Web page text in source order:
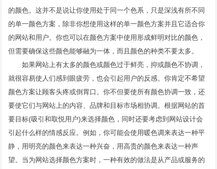
的颜色。这并不是说让你使用处于同一个色系，只是深浅有所不同
的单一颜色方案，除非你想使用这样的单一颜色方案并且它适合你
的网站和用户。你也可以在颜色方案中使用形成鲜明对比的颜色，
但需要确保这些颜色能够融为一体，而且颜色的种类不要太多。
如果网站上有太多的颜色或颜色过于鲜亮，抑或颜色不协调，
就很容易使人们感到眼疲劳，也会引起用户的反感。你肯定不希望
颜色方案让顾客头疼或倒胃口。你不但要使所有颜色协调一致，还
要使它们与网站上的内容、品牌和目标市场相协调。根据网站的首
要目标(吸引和取悦用户)来选择颜色，同时还要考虑到网站设计会
引起什么样的情感反应。例如，你可能会使用暖色调来表达一种平
静，用明亮的颜色来表达一种兴奋，用高贵的颜色来表达一种声
望。当为网站选择颜色方案时，一种有效的做法是从产品或服务的